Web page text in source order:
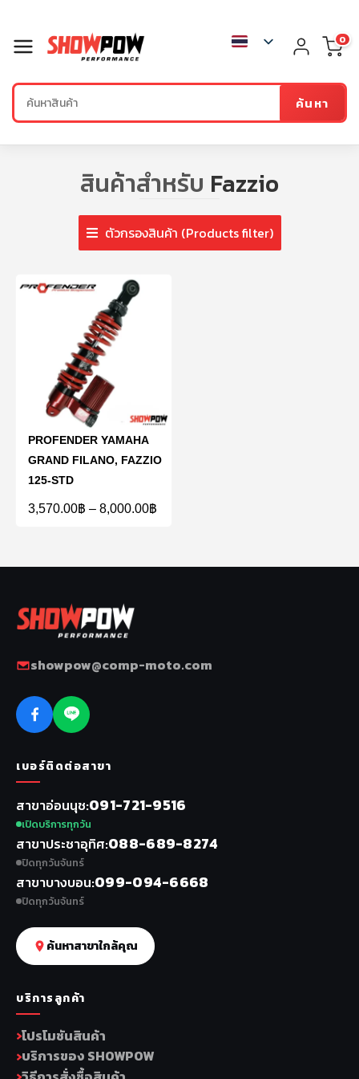
ค้นหา
0
สินค้าสำหรับ Fazzio
ตัวกรองสินค้า (Products filter)
PROFENDER YAMAHA
GRAND FILANO, FAZZIO
125-STD
3,570.00฿ – 8,000.00฿
showpow@comp-moto.com
เบอร์ติดต่อสาขา
สาขาอ่อนนุช 091-721-9516
เปิดบริการทุกวัน
สาขาประชาอุทิศ 088-689-8274
ปิดทุกวันจันทร์
สาขาบางบอน 099-094-6668
ปิดทุกวันจันทร์
ค้นหาสาขาใกล้คุณ
บริการลูกค้า
โปรโมชันสินค้า
บริการของ SHOWPOW